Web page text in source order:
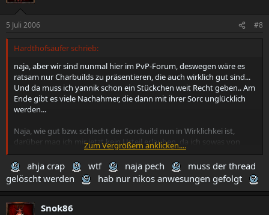
5 Juli 2006 #8
Hardthofsäufer schrieb:
naja, aber wir sind nunmal hier im PvP-Forum, deswegen wäre es
ratsam nur Charbuilds zu präsentieren, die auch wirklich gut sind...
Und da muss ich yannik schon ein Stückchen weit Recht geben.. Am
Ende gibt es viele Nachahmer, die dann mit ihrer Sorc unglücklich
werden...
Naja, wie gut bzw. schlecht der Sorcbuild nun in Wirklichkei ist,
darüber mag ich mir jetzt kein Urteil erlauben, da ich sowas von
vornerein noch nie getestet habe
Zum Vergrößern anklicken....
ahja crap wtf naja pech
muss der thread
gelöscht werden
hab nur nikos anwesungen gefolgt
Snok86